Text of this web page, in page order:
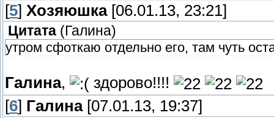
[5] Хозяюшка[06.01.13, 23:21]
Цитата ( Галина)
утром сфоткаю отдельно его, там чуть
Галина,
здорово!!!!
[6] Галина[07.01.13, 19:37]